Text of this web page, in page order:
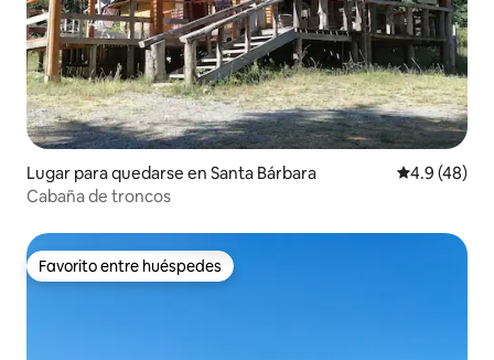
Lugar para quedarse en Santa Bárbara Calificación
4.9 (48)
Cabaña de troncos
Favorito entre huéspedes
Favorito entre huéspedes